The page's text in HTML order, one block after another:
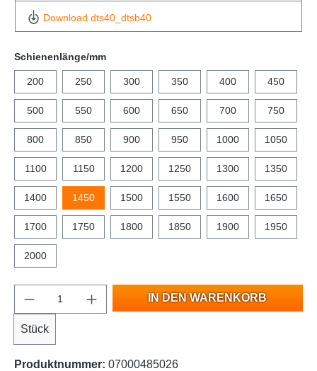
Download dts40_dtsb40
Schienenlänge/mm
200 250 300 350 400 450
500 550 600 650 700 750
800 850 900 950 1000 1050
1100 1150 1200 1250 1300 1350
1400 1450 1500 1550 1600 1650
1700 1750 1800 1850 1900 1950
2000
Stück
IN DEN WARENKORB
Produktnummer: 07000485026